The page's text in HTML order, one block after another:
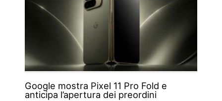
Google mostra Pixel 11 Pro Fold e
anticipa l’apertura dei preordini